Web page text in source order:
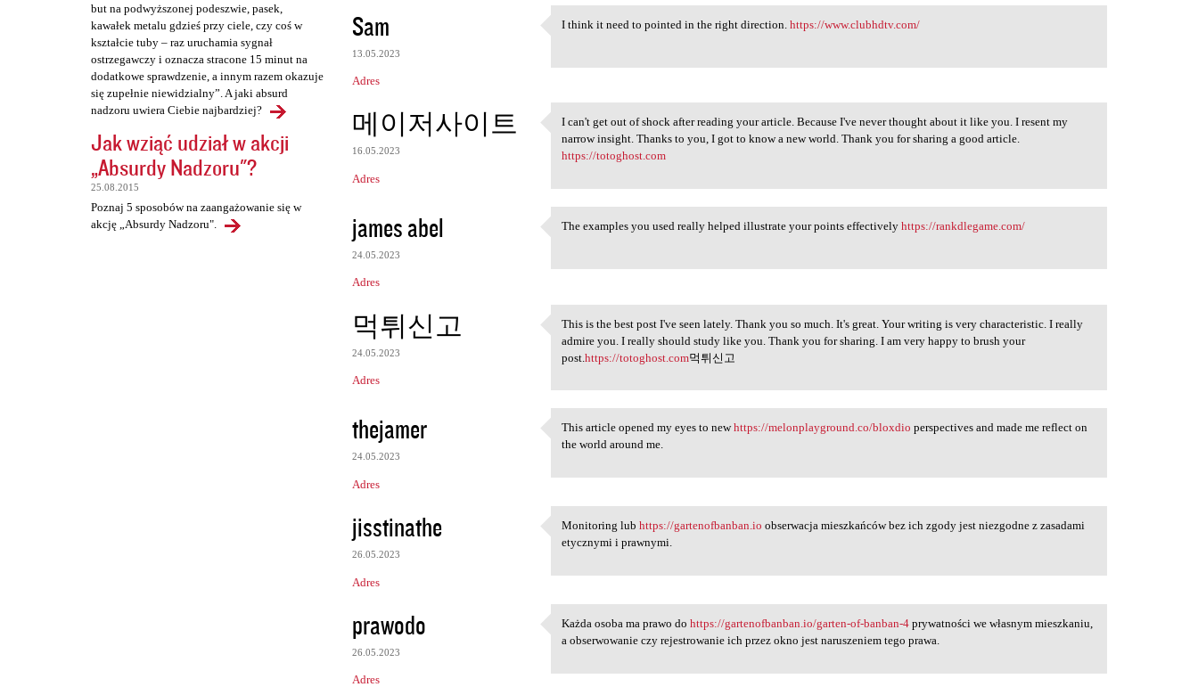
but na podwyższonej podeszwie, pasek,
kawałek metalu gdzieś przy ciele, czy coś w
kształcie tuby – raz uruchamia sygnał
ostrzegawczy i oznacza stracone 15 minut na
dodatkowe sprawdzenie, a innym razem okazuje
się zupełnie niewidzialny”. A jaki absurd
nadzoru uwiera Ciebie najbardziej?
Jak wziąć udział w akcji
„Absurdy Nadzoru"?
25.08.2015
Poznaj 5 sposobów na zaangażowanie się w
akcję „Absurdy Nadzoru".
Sam
13.05.2023
Adres
I think it need to pointed in
I think it need to pointed in the right direction.https://www.clubhdtv.com/
메이저사이트
16.05.2023
Adres
I can't get out of shock
I can't get out of shock after reading your article. Because I've never thought about it like you. I resent my
narrow insight. Thanks to you, I got to know a new world. Thank you for sharing a good article.
https://totoghost.com
james abel
24.05.2023
Adres
The examples you used really
The examples you used really helped illustrate your points effectivelyhttps://rankdlegame.com/
먹튀신고
24.05.2023
Adres
This is the best post I've
This is the best post I've seen lately. Thank you so much. It's great. Your writing is very characteristic. I really
admire you. I really should study like you. Thank you for sharing. I am very happy to brush your
post.https://totoghost.com먹튀신고
thejamer
24.05.2023
Adres
This article opened my eyes
This article opened my eyes to newhttps://melonplayground.co/bloxdio perspectives and made me reflect on
the world around me.
jisstinathe
26.05.2023
Adres
Monitoring lub https:/
Monitoring lubhttps://gartenofbanban.io obserwacja mieszkańców bez ich zgody jest niezgodne z zasadami
etycznymi i prawnymi.
prawodo
26.05.2023
Adres
Każda osoba ma prawo do https
Każda osoba ma prawo dohttps://gartenofbanban.io/garten-of-banban-4 prywatności we własnym mieszkaniu,
a obserwowanie czy rejestrowanie ich przez okno jest naruszeniem tego prawa.